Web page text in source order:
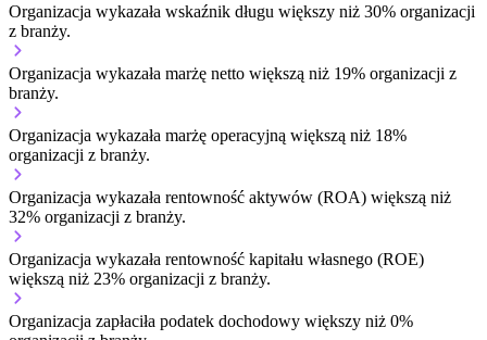
Organizacja wykazała wskaźnik długu większy niż 30% organizacji
z branży.
Organizacja wykazała marżę netto większą niż 19% organizacji z
branży.
Organizacja wykazała marżę operacyjną większą niż 18%
organizacji z branży.
Organizacja wykazała rentowność aktywów (ROA) większą niż
32% organizacji z branży.
Organizacja wykazała rentowność kapitału własnego (ROE)
większą niż 23% organizacji z branży.
Organizacja zapłaciła podatek dochodowy większy niż 0%